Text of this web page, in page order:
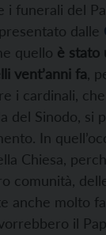
i funerali del
dalle
quello è stato
vent’anni fa ,
i cardinali,
del Sinodo, si
In
Chiesa,
comunità,
anche molto
il